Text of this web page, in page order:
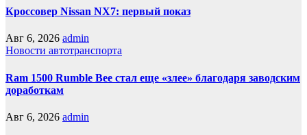
Кроссовер Nissan NX7: первый показ
Авг 6, 2026 admin
Новости автотранспорта
Ram 1500 Rumble Bee стал еще «злее» благодаря заводским
доработкам
Авг 6, 2026 admin